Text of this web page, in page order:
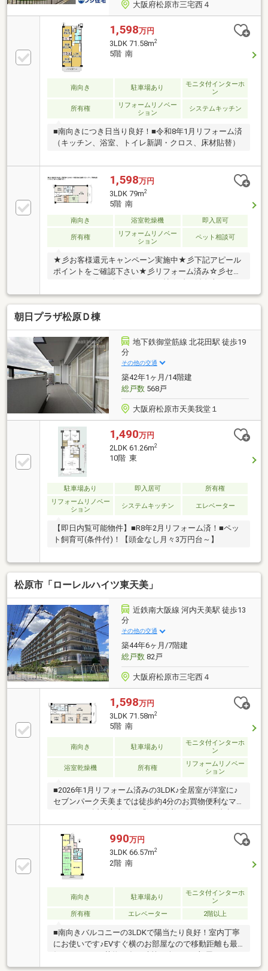
大阪府松原市三宅西４
1,598万円
3LDK 71.58m2
5階 南
南向き 駐車場あり
モニタ付インターホ
ン
所有権
リフォームリノベー
ション
システムキッチン
■南向きにつき日当り良好！■令和8年1月リフォーム済
（キッチン、浴室、トイレ新調・クロス、床材貼替）
1,598万円
3LDK 79m2
5階 南
南向き 浴室乾燥機 即入居可
所有権
リフォームリノベー
ション
ペット相談可
★彡お客様還元キャンペーン実施中★彡下記アピール
ポイントをご確認下さい★彡リフォーム済み☆彡セブ
ラット３５Ｓ適用。お探しの方には嬉しいペット相談
可。
朝日プラザ松原Ｄ棟
地下鉄御堂筋線 北花田駅 徒歩19
分
その他の交通
築42年1ヶ月/14階建
総戸数568戸
大阪府松原市天美我堂１
1,490万円
2LDK 61.26m2
10階 東
駐車場あり 即入居可
所有権
リフォームリノベー
ション
システムキッチン エレベーター
【即日内覧可能物件】■R8年2月リフォーム済！■ペッ
ト飼育可(条件付)！【頭金なし月々3万円台～】
松原市「ローレルハイツ東天美」
近鉄南大阪線 河内天美駅 徒歩13
分
その他の交通
築44年6ヶ月/7階建
総戸数82戸
大阪府松原市三宅西４
1,598万円
3LDK 71.58m2
5階 南
南向き 駐車場あり
モニタ付インターホ
ン
浴室乾燥機 所有権
リフォームリノベー
ション
■2026年1月リフォーム済みの3LDK♪全居室が洋室に♪
セブンパーク天美までは徒歩約4分のお買物便利なマ
分！空家ですので内覧可能！
990万円
3LDK 66.57m2
2階 南
南向き 駐車場あり
モニタ付インターホ
ン
所有権
エレベーター 2階以上
■南向きバルコニーの3LDKで陽当たり良好！室内丁寧
にお使いです♪EVすぐ横のお部屋なので移動距離も最